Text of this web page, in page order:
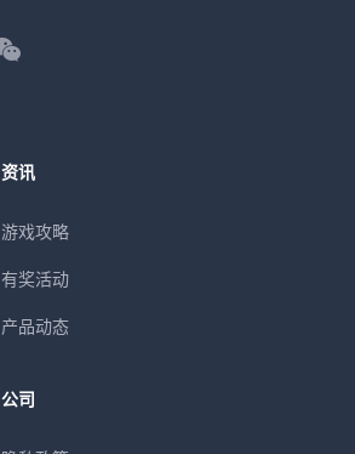
资讯
游戏攻略
有奖活动
产品动态
公司